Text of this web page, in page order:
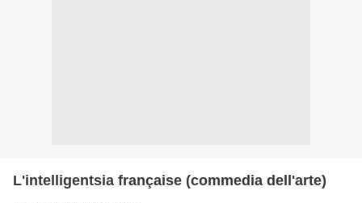
L'intelligentsia française (commedia dell'arte)